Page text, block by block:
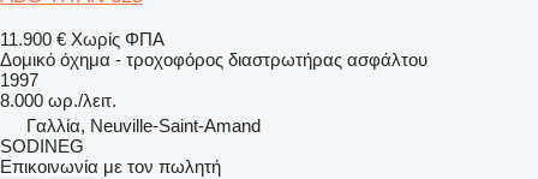
11.900 € Χωρίς ΦΠΑ
Δομικό όχημα - τροχοφόρος διαστρωτήρας ασφάλτου
1997
8.000 ωρ./λειτ.
Γαλλία, Neuville-Saint-Amand
SODINEG
Επικοινωνία με τον πωλητή